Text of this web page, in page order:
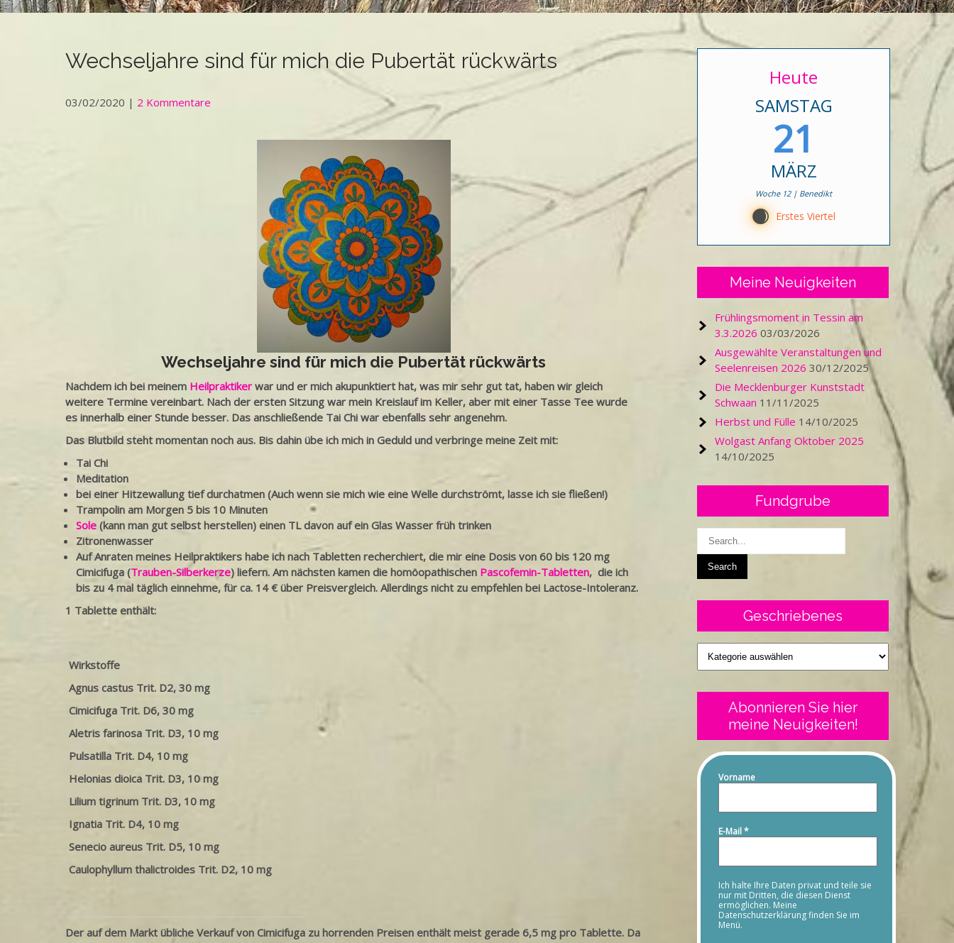
Wechseljahre sind für mich die Pubertät rückwärts
03/02/2020 | 2 Kommentare
Wechseljahre sind für mich die Pubertät rückwärts
Nachdem ich bei meinem Heilpraktiker war und er mich akupunktiert hat, was mir sehr gut tat, haben wir gleich
weitere Termine vereinbart. Nach der ersten Sitzung war mein Kreislauf im Keller, aber mit einer Tasse Tee wurde
es innerhalb einer Stunde besser. Das anschließende Tai Chi war ebenfalls sehr angenehm.
Das Blutbild steht momentan noch aus. Bis dahin übe ich mich in Geduld und verbringe meine Zeit mit:
Tai Chi
Meditation
bei einer Hitzewallung tief durchatmen (Auch wenn sie mich wie eine Welle durchströmt, lasse ich sie fließen!)
Trampolin am Morgen 5 bis 10 Minuten
Sole (kann man gut selbst herstellen) einen TL davon auf ein Glas Wasser früh trinken
Zitronenwasser
Auf Anraten meines Heilpraktikers habe ich nach Tabletten recherchiert, die mir eine Dosis von 60 bis 120 mg
Cimicifuga (Trauben-Silberkerze) liefern. Am nächsten kamen die homöopathischen Pascofemin-Tabletten, die ich
bis zu 4 mal täglich einnehme, für ca. 14 € über Preisvergleich. Allerdings nicht zu empfehlen bei Lactose-Intoleranz.
1 Tablette enthält:
Wirkstoffe
Agnus castus Trit. D2, 30 mg
Cimicifuga Trit. D6, 30 mg
Aletris farinosa Trit. D3, 10 mg
Pulsatilla Trit. D4, 10 mg
Helonias dioica Trit. D3, 10 mg
Lilium tigrinum Trit. D3, 10 mg
Ignatia Trit. D4, 10 mg
Senecio aureus Trit. D5, 10 mg
Caulophyllum thalictroides Trit. D2, 10 mg
Der auf dem Markt übliche Verkauf von Cimicifuga zu horrenden Preisen enthält meist gerade 6,5 mg pro Tablette. Da
Heute
SAMSTAG
21
MÄRZ
Woche 12 | Benedikt
C Erstes Viertel
Meine Neuigkeiten
Frühlingsmoment in Tessin am
3.3.2026 03/03/2026
Ausgewählte Veranstaltungen und
Seelenreisen 2026 30/12/2025
Die Mecklenburger Kunststadt
Schwaan 11/11/2025
Herbst und Fülle 14/10/2025
Wolgast Anfang Oktober 2025
14/10/2025
Fundgrube
Geschriebenes
Geschriebenes
Abonnieren Sie hier
meine Neuigkeiten!
Vorname
E-Mail*
Ich halte Ihre Daten privat und teile sie
nur mit Dritten, die diesen Dienst
ermöglichen. Meine
Datenschutzerklärung finden Sie im
Menü.